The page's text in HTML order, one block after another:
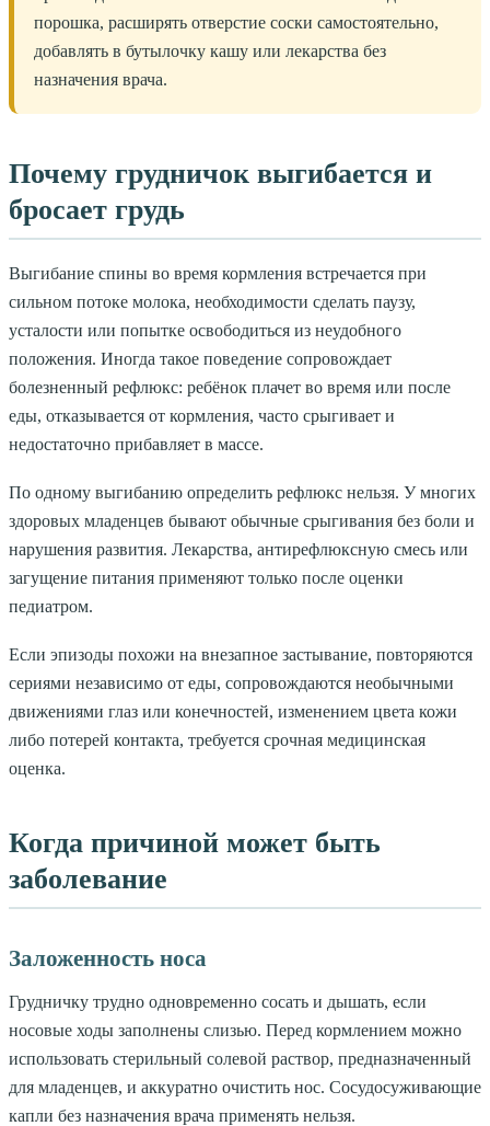
порошка, расширять отверстие соски самостоятельно,
добавлять в бутылочку кашу или лекарства без
назначения врача.
Почему грудничок выгибается и
бросает грудь
Выгибание спины во время кормления встречается при
сильном потоке молока, необходимости сделать паузу,
усталости или попытке освободиться из неудобного
положения. Иногда такое поведение сопровождает
болезненный рефлюкс: ребёнок плачет во время или после
еды, отказывается от кормления, часто срыгивает и
недостаточно прибавляет в массе.
По одному выгибанию определить рефлюкс нельзя. У многих
здоровых младенцев бывают обычные срыгивания без боли и
нарушения развития. Лекарства, антирефлюксную смесь или
загущение питания применяют только после оценки
педиатром.
Если эпизоды похожи на внезапное застывание, повторяются
сериями независимо от еды, сопровождаются необычными
движениями глаз или конечностей, изменением цвета кожи
либо потерей контакта, требуется срочная медицинская
оценка.
Когда причиной может быть
заболевание
Заложенность носа
Грудничку трудно одновременно сосать и дышать, если
носовые ходы заполнены слизью. Перед кормлением можно
использовать стерильный солевой раствор, предназначенный
для младенцев, и аккуратно очистить нос. Сосудосуживающие
капли без назначения врача применять нельзя.